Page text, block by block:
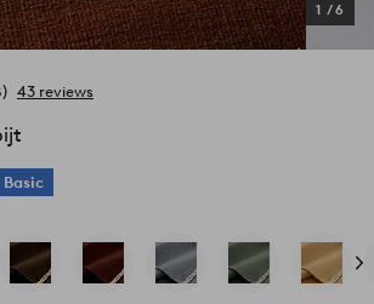
1 /6
43 reviews
Basic